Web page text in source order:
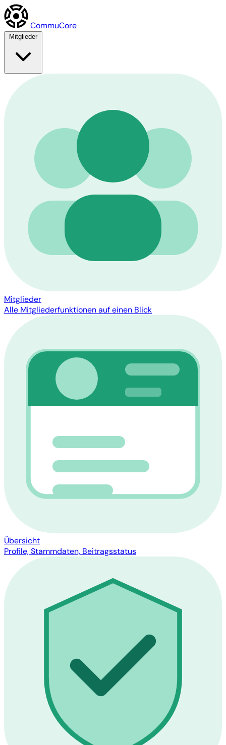
CommuCore
Mitglieder
Mitglieder
Alle Mitgliederfunktionen auf einen Blick
Übersicht
Profile, Stammdaten, Beitragsstatus